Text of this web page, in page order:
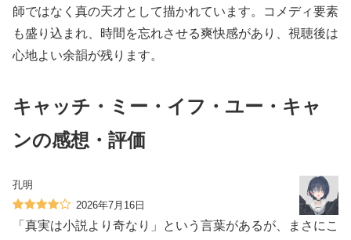
師ではなく真の天才として描かれています。コメディ要素
も盛り込まれ、時間を忘れさせる爽快感があり、視聴後は
心地よい余韻が残ります。
キャッチ・ミー・イフ・ユー・キャ
ンの感想・評価
孔明
2026年7月16日
「真実は小説より奇なり」という言葉があるが、まさにこ